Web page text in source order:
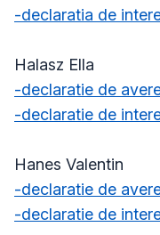
-declaratia de
Halasz Ella
-declaratie de
-declaratie de
Hanes Valentin
-declaratie de
-declaratie de